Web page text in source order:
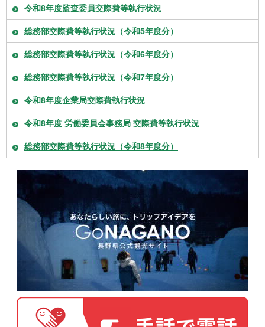
令和8年度監査委員交際費等執行状況
総務部交際費等執行状況（令和5年度分）
総務部交際費等執行状況（令和6年度分）
総務部交際費等執行状況（令和7年度分）
令和8年度企業局交際費執行状況
令和8年度 労働委員会事務局 交際費等執行状況
総務部交際費等執行状況（令和8年度分）